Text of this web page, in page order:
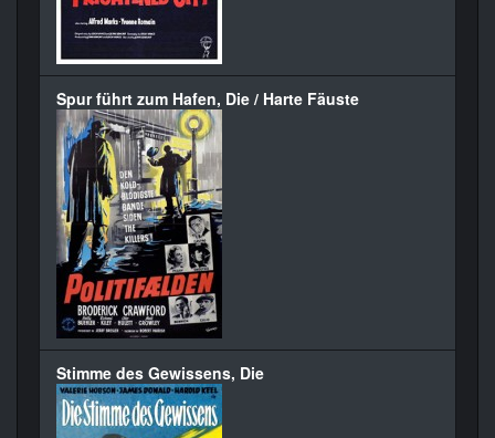
Spur führt zum Hafen, Die / Harte Fäuste
Stimme des Gewissens, Die